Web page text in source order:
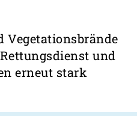
Vegetationsbrände
und
erneut stark